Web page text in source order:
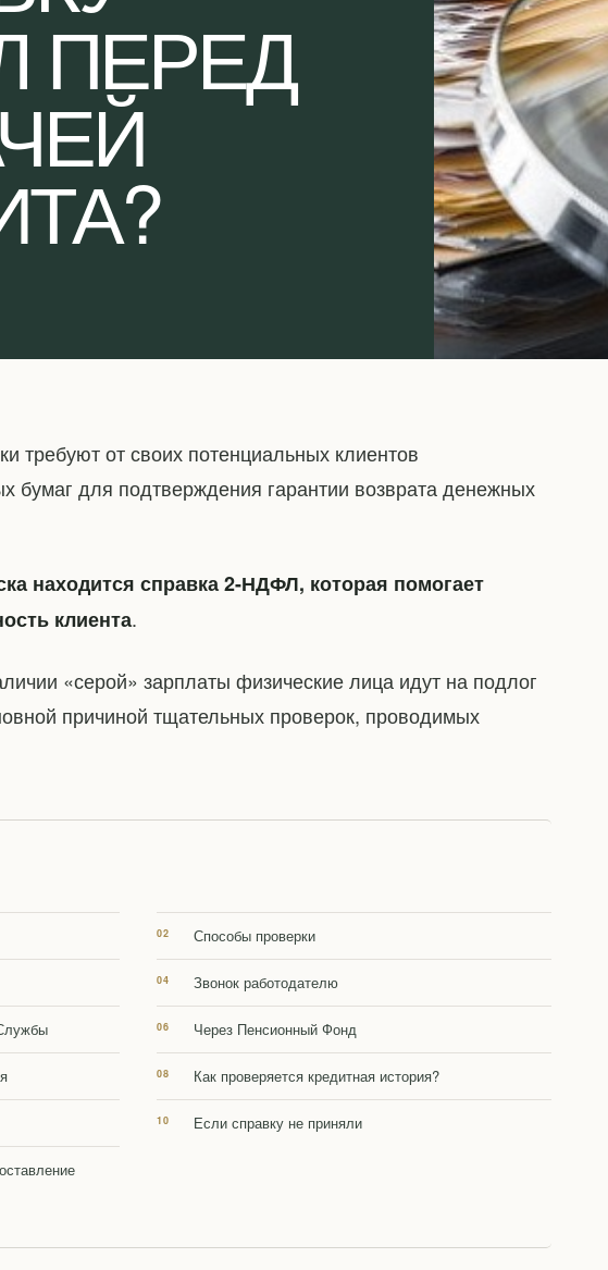
ПЕРЕД
требуют от своих потенциальных клиентов
бумаг для подтверждения гарантии возврата денежных
находится справка 2-НДФЛ, которая помогает
клиента.
«серой» зарплаты физические лица идут на подлог
причиной тщательных проверок, проводимых
Способы проверки
Звонок работодателю
Через Пенсионный Фонд
Как проверяется кредитная история?
Если справку не приняли